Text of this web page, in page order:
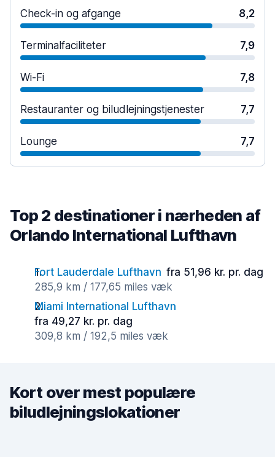
Check-in og afgange 8,2
Terminalfaciliteter 7,9
Wi-Fi 7,8
Restauranter og biludlejningstjenester 7,7
Lounge 7,7
Top 2 destinationer i nærheden af
Orlando International Lufthavn
Fort Lauderdale Lufthavn fra 51,96 kr. pr. dag
285,9 km / 177,65 miles væk
Miami International Lufthavn
fra 49,27 kr. pr. dag
309,8 km / 192,5 miles væk
Kort over mest populære
biludlejningslokationer